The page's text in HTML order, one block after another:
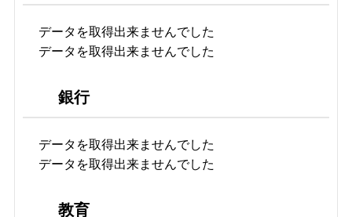
データを取得出来ませんでした
データを取得出来ませんでした
銀行
データを取得出来ませんでした
データを取得出来ませんでした
教育